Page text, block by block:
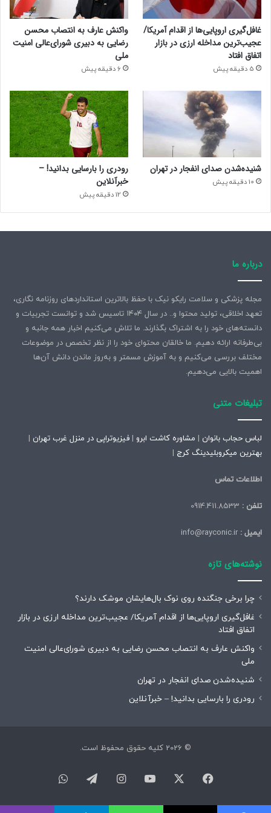
مواجه باشیم که مشهور به دروغگویی و فساد نباشند.
۳۱۲۱۱
منبع
کپی لینک
غافل‌گیری اروپایی‌ها از اقدام آمریکا/
عجیب‌ترین مداخله ارزی در بازار
اتفاق افتاد
5 دقیقه پیش
واکنش عارف به انتصاب محسن
رضایی به دبیری شورای‌عالی امنیت
ملی
6 دقیقه پیش
شنیده‌شدن صدای انفجار در تهران
10 دقیقه پیش
رودری را بارسایی بدانید! –
خبرآنلاین
12 دقیقه پیش
درباره ما
مجله پزشکی و سلامت رایکو نیک با حفظ بالاترین استانداردهای روزنامه نگاری،
تعهد اخلاقی، تولید محتوا و.. در سال ۱۴۰۴ تاسیس شد و توانست تجربیات و
دانسته‌های خود را به اشتراک بگذارند. ما تلاش می‌کنیم اخبار همه جانبه و
بی‌طرفانه ارائه دهیم. ما خالقان محتوای خود را از نظر تخصص در موضوعات
مختلف بررسی می‌کنیم و به آموزش مسمتر و به‌روز ماندن دانش آن‌ها
اهمیت بالایی می‌دهیم.
تبلیغات متنی
لباس حجاب بانوان | مشاوره کاشت ابرو | فیزیوتراپی در منزل غرب تهران |
بهترین میکروبلیدینگ کرج |
اطلاعات تماس
تلفن :
ایمیل :
نوشته‌های تازه
چرا برخی جنگنده روی نوک بال‌هایشان موشک‌ دارند؟
غافل‌گیری اروپایی‌ها از اقدام آمریکا/ عجیب‌ترین مداخله ارزی در بازار
اتفاق افتاد
واکنش عارف به انتصاب محسن رضایی به دبیری شورای‌عالی امنیت
ملی
شنیده‌شدن صدای انفجار در تهران
رودری را بارسایی بدانید! – خبرآنلاین
© 2026 کلیه حقوق محفوظ است.
فیسبوک ایکس یوتیوب اینستاگرامتلگرام
آپ